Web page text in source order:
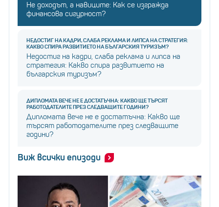
Не доходът, а навиците: Как се изгражда
финансова сигурност?
НЕДОСТИГ НА КАДРИ, СЛАБА РЕКЛАМА И ЛИПСА НА СТРАТЕГИЯ:
КАКВО СПИРА РАЗВИТИЕТО НА БЪЛГАРСКИЯ ТУРИЗЪМ?
Недостиг на кадри, слаба реклама и липса на
стратегия: Какво спира развитието на
българския туризъм?
ДИПЛОМАТА ВЕЧЕ НЕ Е ДОСТАТЪЧНА: КАКВО ЩЕ ТЪРСЯТ
РАБОТОДАТЕЛИТЕ ПРЕЗ СЛЕДВАЩИТЕ ГОДИНИ?
Дипломата вече не е достатъчна: Какво ще
търсят работодателите през следващите
години?
Виж всички епизоди